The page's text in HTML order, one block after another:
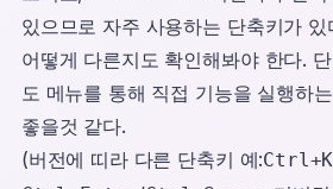
있으므로 자주 사용하는 단축키가
어떻게 다른지도 확인해봐야 한다.
도 메뉴를 통해 직접 기능을 실행하
좋을것 같다.
(버전에 띠라 다른 단축키 예: